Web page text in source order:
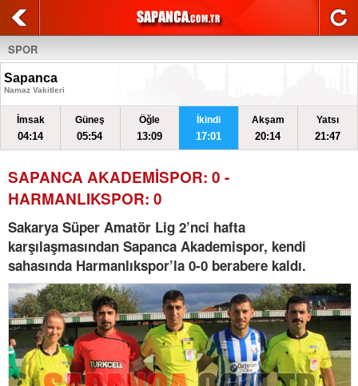
SPOR
Sapanca
Namaz Vakitleri
İmsak
04:14
Güneş
05:54
Öğle
13:09
İkindi
17:01
Akşam
20:14
Yatsı
21:47
SAPANCA AKADEMİSPOR: 0 -
HARMANLIKSPOR: 0
Sakarya Süper Amatör Lig 2’nci hafta
karşılaşmasından Sapanca Akademispor, kendi
sahasında Harmanlıkspor’la 0-0 berabere kaldı.